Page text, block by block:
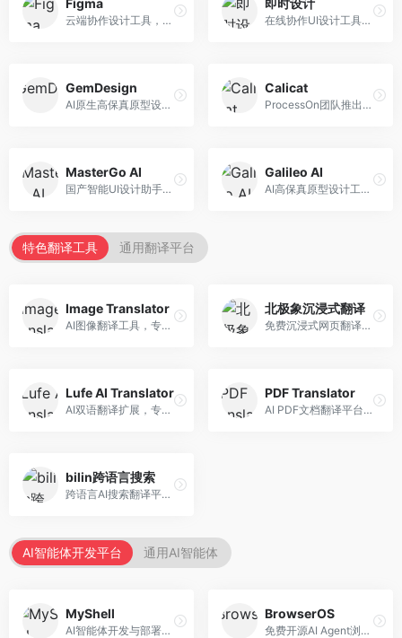
云端协作设计工具，整合AI设计辅助功能。面向UI/UX设计师和产品团队，提供界面设计、原型制作、团队协作等服务，协作功能强大，是UI设计领域的标杆产品。 在线协作UI设计工具，整合AI设计功能。面向设计师和产品团队，提供界面设计、原型制作、设计资源库等服务，国产协作设计平台。
GemDesign
AI原生高保真原型设计工具，专注于智能设计生成。面向设计师，提供界面生成、设计优化、原型制作等服务，设计自动化程度高。
Calicat
ProcessOn团队推出的产设研协作平台，整合设计与协作功能。面向产品团队，提供设计协作、文档管理、团队沟通等服务，产研协作便捷。
MasterGo AI
国产智能UI设计助手，专注于界面设计自动化。面向UI设计师，提供界面生成、组件设计、设计系统构建等服务，中文用户适配性好。
Galileo AI
AI高保真原型设计工具，专注于UI界面生成。面向设计师和产品团队，提供界面生成、交互设计、设计优化等服务，界面质量高。
特色翻译工具 通用翻译平台
Image Translator
AI图像翻译工具，专注于图片文字翻译。面向设计师和电商从业者，提供图片文字识别、翻译、替换等服务，图像翻译效果好。
北极象沉浸式翻译
免费沉浸式网页翻译工具，专注于阅读体验。面向普通用户，提供网页双语翻译、文档翻译等服务，免费使用，翻译质量高。
Lufe AI Translator
AI双语翻译扩展，专注于浏览器翻译场景。面向外语内容阅读者，提供网页双语翻译、划词翻译等服务，浏览器集成便捷。
PDF Translator
AI PDF文档翻译平台，专注于文档本地化。面向商务人士，提供PDF翻译、格式保留、批量处理等服务，文档翻译专业。
bilin跨语言搜索
跨语言AI搜索翻译平台，专注于信息获取。面向研究者和内容创作者，提供跨语言搜索、内容翻译、信息整合等服务，跨语言检索能力强。
AI智能体开发平台 通用AI智能体
MyShell
AI智能体开发与部署平台，专注于语音交互智能体。面向开发者，提供语音智能体创建、部署服务、社区分享等功能，语音交互能力强。
BrowserOS
免费开源AI Agent浏览器，专注于浏览器自动化。面向开发者，提供浏览器控制、任务自动化、API接口等服务，开源免费。